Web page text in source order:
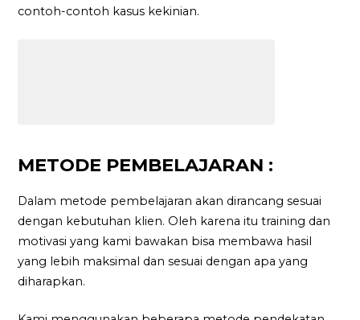
contoh-contoh kasus kekinian.
METODE PEMBELAJARAN :
Dalam metode pembelajaran akan dirancang sesuai
dengan kebutuhan klien. Oleh karena itu training dan
motivasi yang kami bawakan bisa membawa hasil
yang lebih maksimal dan sesuai dengan apa yang
diharapkan.